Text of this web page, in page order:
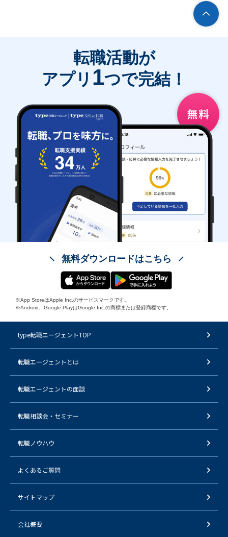
転職活動が
アプリ 1つで完結！
無料ダウンロードはこちら
※App StoreはApple Inc.のサービスマークです。
※Android、Google PlayはGoogle Inc.の商標または登録商標です。
type転職エージェントTOP
転職エージェントとは
転職エージェントの面談
転職相談会・セミナー
転職ノウハウ
よくあるご質問
サイトマップ
会社概要